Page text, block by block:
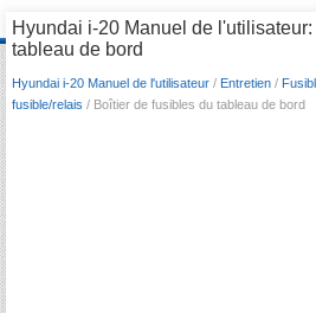
Hyundai i-20 Manuel de
tableau de bord
Hyundai i-20 Manuel de l'utilisateur / Entretien /
fusible/relais / Boîtier de fusibles du tableau de bord